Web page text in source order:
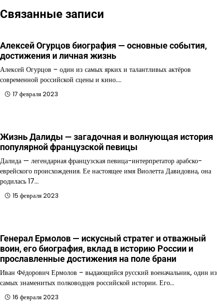
Связанные записи
Алексей Огурцов биография — основные события,
достижения и личная жизнь
Алексей Огурцов – один из самых ярких и талантливых актёров
современной российской сцены и кино.…
17 февраля 2023
Жизнь Далиды — загадочная и волнующая история
популярной французской певицы
Далида — легендарная французская певица-интерпретатор арабско-
еврейского происхождения. Ее настоящее имя Виолетта Давидовна, она
родилась 17…
15 февраля 2023
Генерал Ермолов — искусный стратег и отважный
воин, его биография, вклад в историю России и
прославленные достижения на поле брани
Иван Фёдорович Ермолов – выдающийся русский военачальник, один из
самых знаменитых полководцев российской истории. Его…
16 февраля 2023